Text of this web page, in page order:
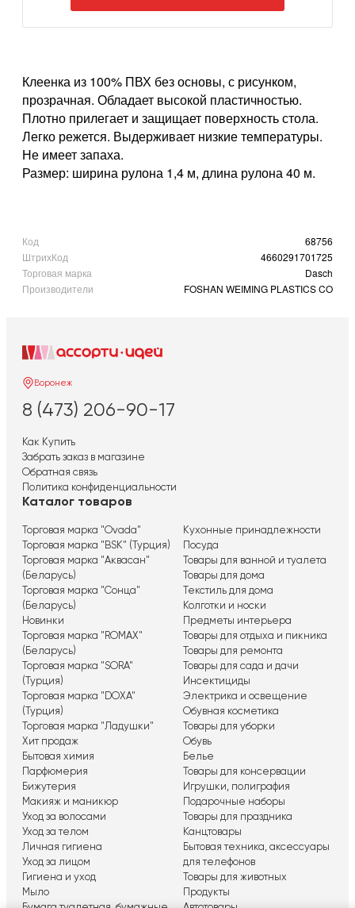
Клеенка из 100% ПВХ без основы, с рисунком,
прозрачная. Обладает высокой пластичностью.
Плотно прилегает и защищает поверхность стола.
Легко режется. Выдерживает низкие температуры.
Не имеет запаха.
Размер: ширина рулона 1,4 м, длина рулона 40 м.
Код
68756
ШтрихКод
4660291701725
Торговая марка
Dasch
Производители
FOSHAN WEIMING PLASTICS CO
Воронеж
8 (473) 206-90-17
Как Купить
Забрать заказ в магазине
Обратная связь
Политика конфиденциальности
Каталог товаров
Торговая марка "Ovada"
Торговая марка "BSK" (Турция)
Торговая марка "Аквасан"
(Беларусь)
Торговая марка "Сонца"
(Беларусь)
Новинки
Торговая марка "ROMAX"
(Беларусь)
Торговая марка "SORA"
(Турция)
Торговая марка "DOXA"
(Турция)
Торговая марка "Ладушки"
Хит продаж
Бытовая химия
Парфюмерия
Бижутерия
Макияж и маникюр
Уход за волосами
Уход за телом
Личная гигиена
Уход за лицом
Гигиена и уход
Мыло
Кухонные принадлежности
Посуда
Товары для ванной и туалета
Товары для дома
Текстиль для дома
Колготки и носки
Предметы интерьера
Товары для отдыха и пикника
Товары для ремонта
Товары для сада и дачи
Инсектициды
Электрика и освещение
Обувная косметика
Товары для уборки
Обувь
Белье
Товары для консервации
Игрушки, полиграфия
Подарочные наборы
Товары для праздника
Канцтовары
Бытовая техника, аксессуары
для телефонов
Товары для животных
Продукты